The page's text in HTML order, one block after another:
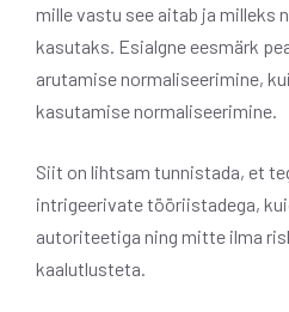
mille vastu see aitab ja milleks
kasutaks. Esialgne eesmärk
arutamise normaliseerimine,
kasutamise normaliseerimine.
Siit on lihtsam tunnistada, et
intrigeerivate tööriistadega,
autoriteetiga ning mitte ilma
kaalutlusteta.